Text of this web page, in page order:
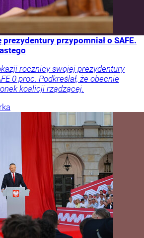
przypomniał o SAFE.
rocznicy swojej prezydentury
0 proc. Podkreślał, że obecnie
koalicji rządzącej.